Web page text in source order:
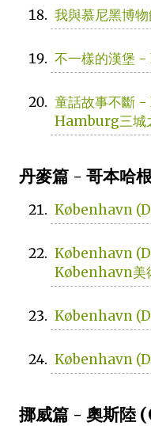
我與慕尼黑博
不一樣的漢堡
童話故事不斷
Hamburg三城
丹麥篇 - 哥本哈
København
København
København美
København
København
挪威篇 - 奧斯陸